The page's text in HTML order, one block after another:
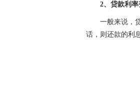
2、贷款利
一般来说，
话，则还款的利